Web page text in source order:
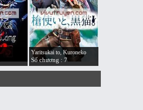
Yaritsukai to, Kuroneko
Số chương : 7